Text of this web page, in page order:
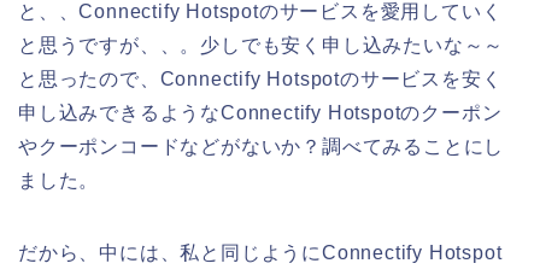
と、、Connectify Hotspotのサービスを愛用していく
と思うですが、、。少しでも安く申し込みたいな～～
と思ったので、Connectify Hotspotのサービスを安く
申し込みできるようなConnectify Hotspotのクーポン
やクーポンコードなどがないか？調べてみることにし
ました。
だから、中には、私と同じようにConnectify Hotspot